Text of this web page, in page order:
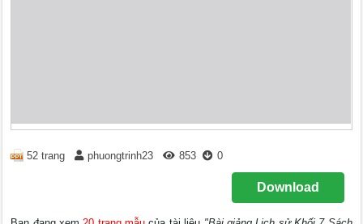
52 trang phuongtrinh23 853 0
Download